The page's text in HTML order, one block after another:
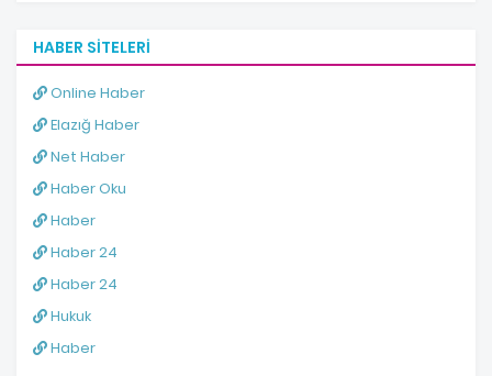
HABER SITELERI
Online Haber
Elazığ Haber
Net Haber
Haber Oku
Haber
Haber 24
Haber 24
Hukuk
Haber